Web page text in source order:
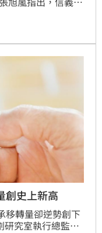
豪宅社區「台北
達14.6%，展現
）
史上新高
移轉量卻逆勢創下
研究室執行總監徐